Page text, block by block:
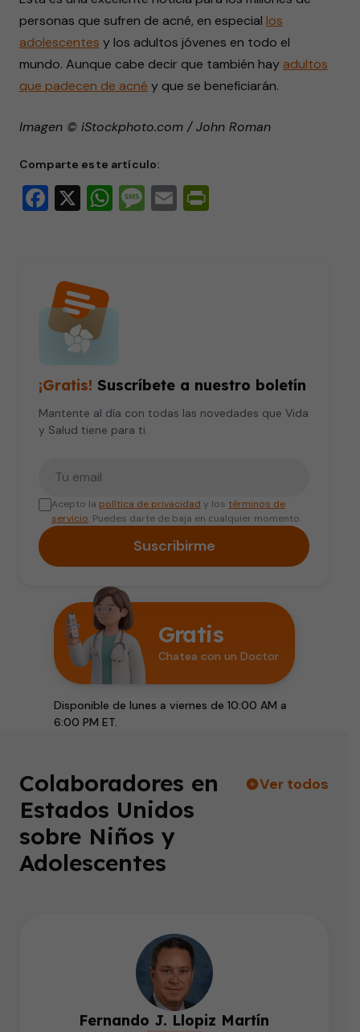
personas que sufren de acné, en especial los
adolescentes y los adultos jóvenes en todo el
mundo. Aunque cabe decir que también hayadultos
que padecen de acné y que se beneficiarán.
Imagen © iStockphoto.com / John Roman
Comparte este artículo:
Facebook
X WhatsApp
Message
Email
¡Gratis! Suscríbete a nuestro boletín
Mantente al día con todas las novedades que Vida
y Salud tiene para ti.
Acepto la política de privacidad y los términos de
servicio. Puedes darte de baja en cualquier momento.
Suscribirme
Gratis
Chatea con un Doctor
Disponible de lunes a viernes de 10:00 AM a
6:00 PM ET.
Colaboradores en
Estados Unidos
sobre Niños y
Adolescentes
Ver todos
Fernando J. Llopiz Martín